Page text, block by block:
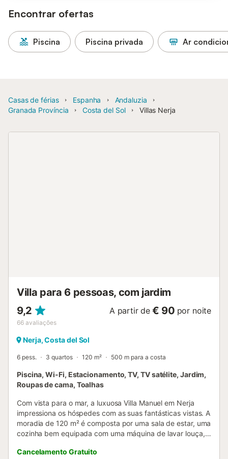
Encontrar ofertas
Piscina Piscina privada Ar
Casas de férias Espanha
Andaluzia
Granada Província
Costa del Sol Villas Nerja
Villa para 6 pessoas, com jardim
9,2
66 avaliações
A partir de € 90 por noite
Nerja, Costa del Sol
6 pess. 3 quartos 120 m² 500 m para a costa
Piscina, Wi-Fi, Estacionamento, TV, TV satélite, Jardim,
Roupas de cama, Toalhas
Com vista para o mar, a luxuosa Villa Manuel em Nerja
impressiona os hóspedes com as suas fantásticas vistas. A
moradia de 120 m² é composta por uma sala de estar, uma
cozinha bem equipada com uma máquina de lavar louça,
6 pessoas. As comodidades adicionais incluem Wi-Fi, ar
Cancelamento Gratuito